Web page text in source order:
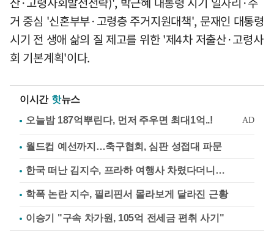
거 중심 '신혼부부·고령층 주거지원대책', 문재인 대통령
시기 전 생애 삶의 질 제고를 위한 '제4차 저출산·고령사
회 기본계획'이다.
이시간 핫뉴스
월드컵 예선까지…축구협회, 심판 성접대 파문
한국 떠난 김지수, 프라하 여행사 차렸다더니…
학폭 논란 지수, 필리핀서 몰라보게 달라진 근황
이승기 "구속 차가원, 105억 전세금 편취 사기"